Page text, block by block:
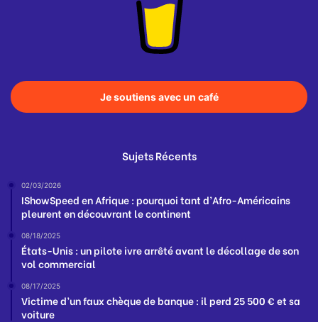
Je soutiens avec un café
Sujets Récents
02/03/2026
IShowSpeed en Afrique : pourquoi tant d’Afro-Américains
pleurent en découvrant le continent
08/18/2025
États-Unis : un pilote ivre arrêté avant le décollage de son
vol commercial
08/17/2025
Victime d’un faux chèque de banque : il perd 25 500 € et sa
voiture